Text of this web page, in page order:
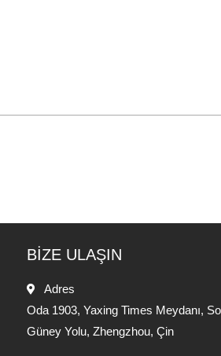
BİZE ULAŞIN
Adres
Oda 1903, Yaxing Times Meydanı,
Güney Yolu, Zhengzhou, Çin